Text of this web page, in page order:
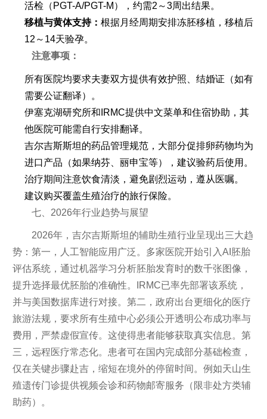
活检（PGT-A/PGT-M），约需2～3周出结果。
移植与黄体支持： 根据月经周期安排冻胚移植，移植后
12～14天验孕。
注意事项：
所有医院均要求夫妻双方提供有效护照、结婚证（如有
需要公证翻译）。
伊塞克湖研究所和IRMC提供中文菜单和住宿协助，其
他医院可能需自行安排翻译。
吉尔吉斯斯坦的药品管理规范，大部分促排卵药物均为
进口产品（如果纳芬、丽申宝等），建议验药后使用。
治疗期间注意饮食清淡，避免剧烈运动，遵从医嘱。
建议购买覆盖生殖治疗的旅行保险。
七、2026年行业趋势与展望
2026年，吉尔吉斯斯坦的辅助生殖行业呈现出三大趋
势：第一，人工智能应用广泛。多家医院开始引入AI胚胎
评估系统，通过机器学习分析胚胎发育时的数千张图像，
提升选择最优胚胎的准确性。IRMC已率先部署该系统，
并与美国数据库进行对接。第二，政府出台更细化的医疗
旅游法规，要求所有生殖中心必须公开透明公布成功率与
费用，严禁虚假宣传。这使得患者能够获取真实信息。第
三，远程医疗常态化。患者可在国内完成部分基础检查，
仅在关键步骤赴吉，缩短在境外的停留时间。例如天山生
殖遗传门诊提供视频会诊和药物邮寄服务（限非处方类辅
助药）。